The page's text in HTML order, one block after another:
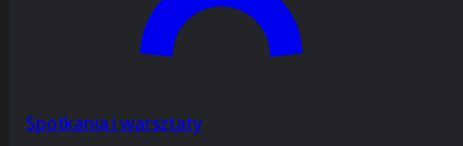
Spotkania i warsztaty